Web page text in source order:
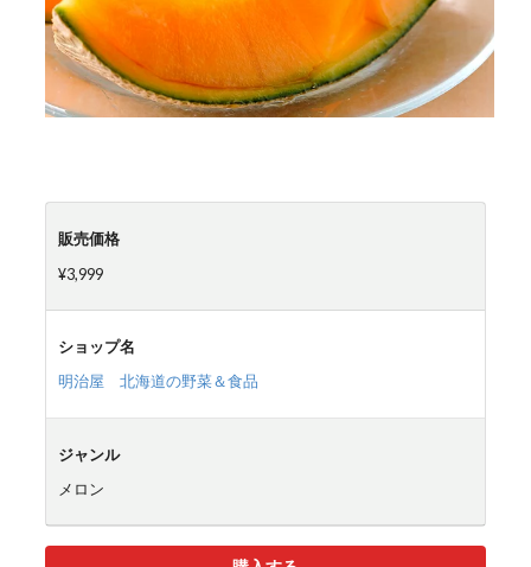
販売価格
¥3,999
ショップ名
明治屋 北海道の野菜＆食品
ジャンル
メロン